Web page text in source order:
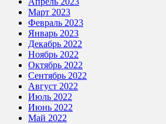
Март 2023
Февраль 2023
Январь 2023
Декабрь 2022
Ноябрь 2022
Октябрь 2022
Сентябрь 2022
Август 2022
Июль 2022
Июнь 2022
Май 2022